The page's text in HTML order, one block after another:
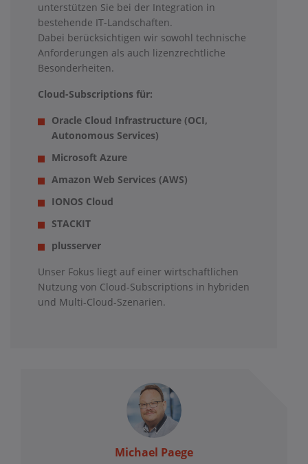
unterstützen Sie bei der Integration in
bestehende IT-Landschaften.
Dabei berücksichtigen wir sowohl technische
Anforderungen als auch lizenzrechtliche
Besonderheiten.
Cloud-Subscriptions für:
Oracle Cloud Infrastructure (OCI,
Autonomous Services)
Microsoft Azure
Amazon Web Services (AWS)
IONOS Cloud
STACKIT
plusserver
Unser Fokus liegt auf einer wirtschaftlichen
Nutzung von Cloud-Subscriptions in hybriden
und Multi-Cloud-Szenarien.
Michael Paege